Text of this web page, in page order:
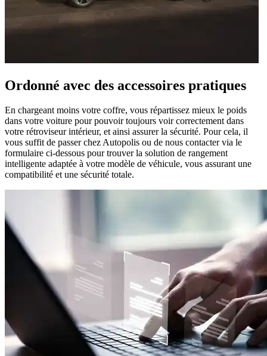
Ordonné avec des accessoires pratiques
En chargeant moins votre coffre, vous répartissez mieux le poids
dans votre voiture pour pouvoir toujours voir correctement dans
votre rétroviseur intérieur, et ainsi assurer la sécurité. Pour cela, il
vous suffit de passer chez Autopolis ou de nous contacter via le
formulaire ci-dessous pour trouver la solution de rangement
intelligente adaptée à votre modèle de véhicule, vous assurant une
compatibilité et une sécurité totale.